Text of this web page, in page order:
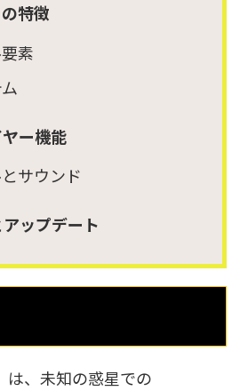
特徴
素
ー機能
サウンド
ップデート
は、未知の惑星での